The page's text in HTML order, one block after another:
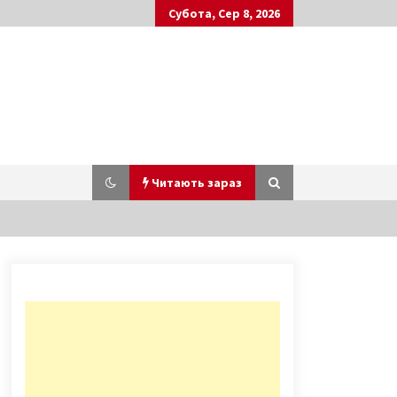
Субота, Сер 8, 2026
Читають зараз